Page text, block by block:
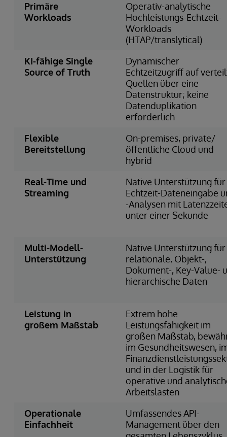
Primäre
Workloads
Operativ-analytische
Hochleistungs-Echtzeit-
Workloads
(HTAP/translytical)
KI-fähige Single
Source of Truth
Dynamischer
Echtzeitzugriff auf
Quellen über eine
Datenstruktur; keine
Datenduplikation
erforderlich
Flexible
Bereitstellung
On-premises, private/
öffentliche Cloud und
hybrid
Real-Time und
Streaming
Native Unterstützung für
Echtzeit-Dateneingabe
-Analysen mit
unter einer Sekunde
Multi-Modell-
Unterstützung
Native Unterstützung für
relationale, Objekt-,
Dokument-, Key-Value-
hierarchische Daten
Leistung in
großem Maßstab
Extrem hohe
Leistungsfähigkeit im
großen Maßstab,
im Gesundheitswesen,
und in der Logistik für
operative und
Arbeitslasten
Operationale
Einfachheit
Umfassendes API-
Management über den